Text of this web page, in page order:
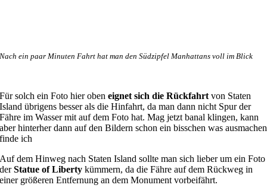
Nach ein paar Minuten Fahrt hat man den Südzipfel Manhattans voll im Blick
Für solch ein Foto hier obeneignet sich die Rückfahrt von Staten
Island übrigens besser als die Hinfahrt, da man dann nicht Spur der
Fähre im Wasser mit auf dem Foto hat. Mag jetzt banal klingen, kann
aber hinterher dann auf den Bildern schon ein bisschen was ausmachen
finde ich
Auf dem Hinweg nach Staten Island sollte man sich lieber um ein Foto
derStatue of Liberty kümmern, da die Fähre auf dem Rückweg in
einer größeren Entfernung an dem Monument vorbeifährt.